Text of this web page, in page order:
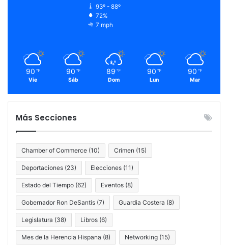
93º - 88º
72%
7 mph
90 ℉
Vie
90 ℉
Sáb
89 ℉
Dom
90 ℉
Lun
90 ℉
Mar
Más Secciones
Chamber of Commerce (10) Crimen (15)
Deportaciones (23) Elecciones (11)
Estado del Tiempo (62) Eventos (8)
Gobernador Ron DeSantis (7) Guardia Costera (8)
Legislatura (38) Libros (6)
Mes de la Herencia Hispana (8) Networking (15)